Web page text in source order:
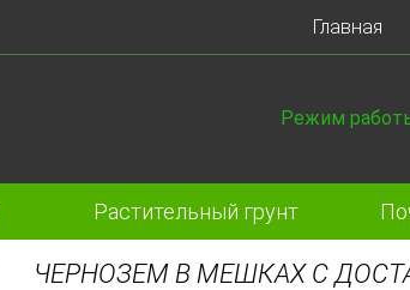
Главная
Режим
Растительный грунт
ЧЕРНОЗЕМ В МЕШКАХ С